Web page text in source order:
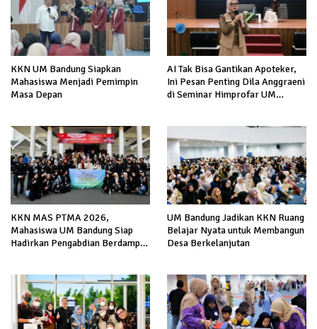
KKN UM Bandung Siapkan
Mahasiswa Menjadi Pemimpin
Masa Depan
AI Tak Bisa Gantikan Apoteker,
Ini Pesan Penting Dila Anggraeni
di Seminar Himprofar UM
KKN MAS PTMA 2026,
Mahasiswa UM Bandung Siap
Hadirkan Pengabdian Berdampak
UM Bandung Jadikan KKN Ruang
Belajar Nyata untuk Membangun
Desa Berkelanjutan